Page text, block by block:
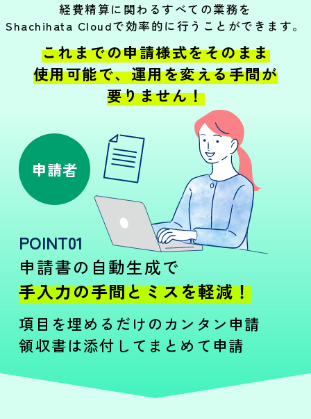
経費精算に関わるすべての業務を
Shachihata Cloudで効率的に行うことができます。
これまでの申請様式をそのまま
使用可能で、運用を変える手間が
要りません！
申請者
POINT01
申請書の自動生成で
手入力の手間とミスを軽減！
項目を埋めるだけのカンタン申請
領収書は添付してまとめて申請